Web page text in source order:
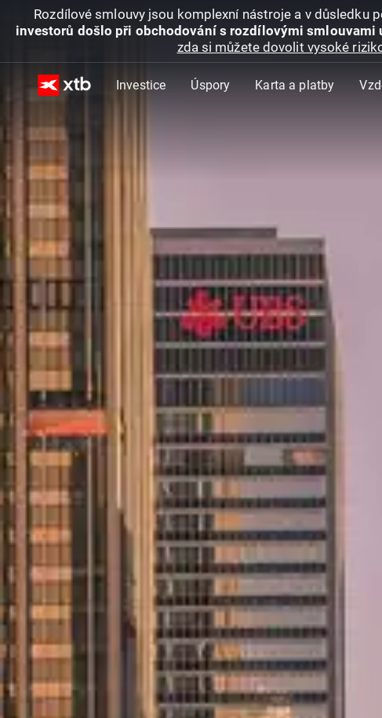
Rozdílové smlouvy jsou komplexní nástroje a v důsledku
investorů došlo při obchodování s rozdílovými
zda si můžete dovolit vysoké
Investice Úspory Karta a platby